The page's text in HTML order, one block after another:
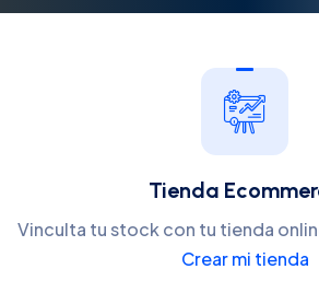
Tienda
Vinculta tu stock con tu tienda
Crear mi tienda